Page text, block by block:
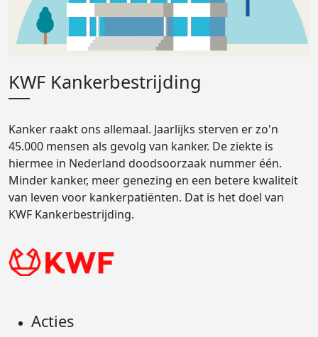
KWF Kankerbestrijding
Kanker raakt ons allemaal. Jaarlijks sterven er zo'n
45.000 mensen als gevolg van kanker. De ziekte is
hiermee in Nederland doodsoorzaak nummer één.
Minder kanker, meer genezing en een betere kwaliteit
van leven voor kankerpatiënten. Dat is het doel van
KWF Kankerbestrijding.
Acties